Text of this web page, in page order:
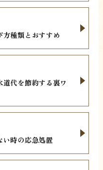
種類とおすすめ
代を節約する裏ワ
い時の応急処置